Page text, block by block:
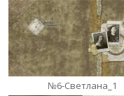
№6-Светлана_1